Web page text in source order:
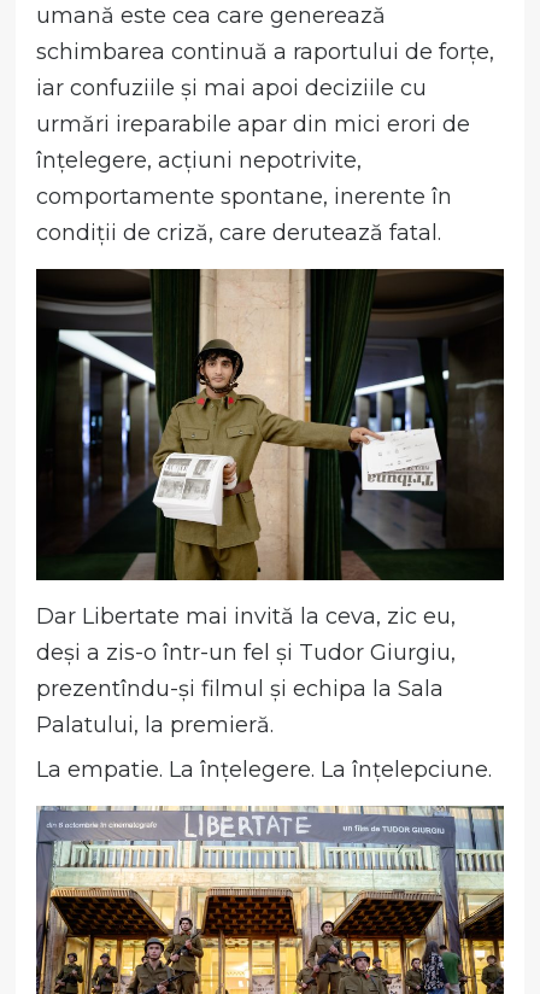
umană este cea care generează
schimbarea continuă a raportului de forțe,
iar confuziile și mai apoi deciziile cu
urmări ireparabile apar din mici erori de
înțelegere, acțiuni nepotrivite,
comportamente spontane, inerente în
condiții de criză, care derutează fatal.
Dar Libertate mai invită la ceva, zic eu,
deși a zis-o într-un fel și Tudor Giurgiu,
prezentîndu-și filmul și echipa la Sala
Palatului, la premieră.
La empatie. La înțelegere. La înțelepciune.